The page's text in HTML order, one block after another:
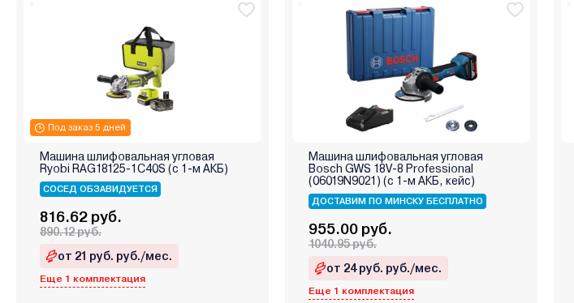
Под заказ 5 дней
Машина шлифовальная угловая
Ryobi RAG18125-1C40S (с 1-м АКБ)
СОСЕД ОБЗАВИДУЕТСЯ
816.62 руб.
890.12 руб.
от 21 руб. руб./мес.
Еще 1 комплектация
Машина шлифовальная угловая
Bosch GWS 18V-8 Professional
(06019N9021) (с 1-м АКБ, кейс)
ДОСТАВИМ ПО МИНСКУ БЕСПЛАТНО
955.00 руб.
1040.95 руб.
от 24 руб. руб./мес.
Еще 1 комплектация